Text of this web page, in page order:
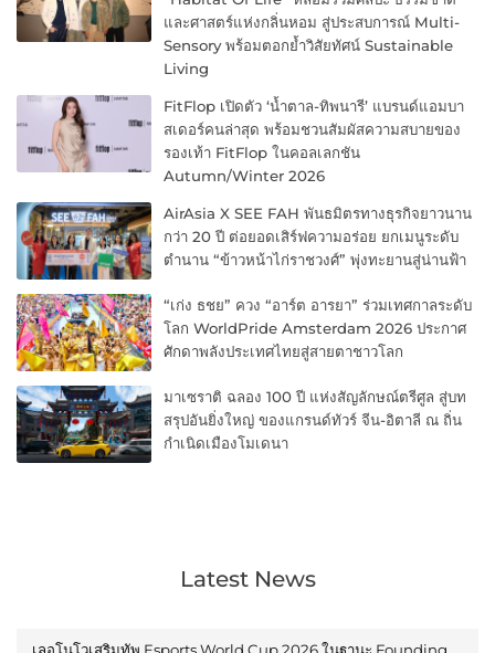
และศาสตร์แห่งกลิ่นหอม สู่ประสบการณ์ Multi-
Sensory พร้อมตอกย้ำวิสัยทัศน์ Sustainable
Living
FitFlop เปิดตัว ‘น้ำตาล-ทิพนารี’ แบรนด์แอมบา
สเดอร์คนล่าสุด พร้อมชวนสัมผัสความสบายของ
รองเท้า FitFlop ในคอลเลกชัน
Autumn/Winter 2026
AirAsia X SEE FAH พันธมิตรทางธุรกิจยาวนาน
กว่า 20 ปี ต่อยอดเสิร์ฟความอร่อย ยกเมนูระดับ
ตำนาน “ข้าวหน้าไก่ราชวงศ์” พุ่งทะยานสู่น่านฟ้า
“เก่ง ธชย” ควง “อาร์ต อารยา” ร่วมเทศกาลระดับ
โลก WorldPride Amsterdam 2026 ประกาศ
ศักดาพลังประเทศไทยสู่สายตาชาวโลก
มาเซราติ ฉลอง 100 ปี แห่งสัญลักษณ์ตรีศูล สู่บท
สรุปอันยิ่งใหญ่ ของแกรนด์ทัวร์ จีน-อิตาลี ณ ถิ่น
กำเนิดเมืองโมเดนา
Latest News